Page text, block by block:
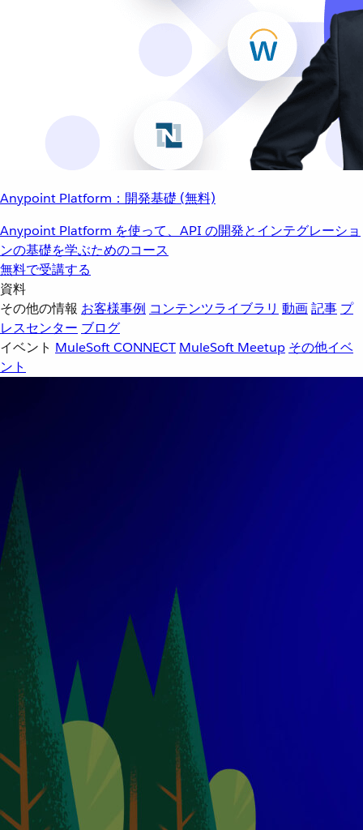
Anypoint Platform：開発基礎 (無料)
Anypoint Platform を使って、API の開発とインテグレーショ
ンの基礎を学ぶためのコース
無料で受講する
資料
その他の情報 お客様事例 コンテンツライブラリ 動画記事 プ
レスセンター ブログ
イベント MuleSoft CONNECT MuleSoft Meetup その他イベ
ント